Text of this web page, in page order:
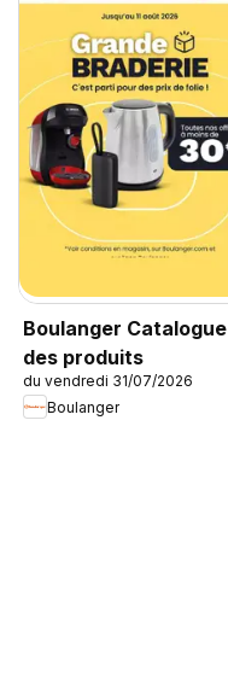
Boulanger Catalogue
des produits
du vendredi 31/07/2026
Boulanger